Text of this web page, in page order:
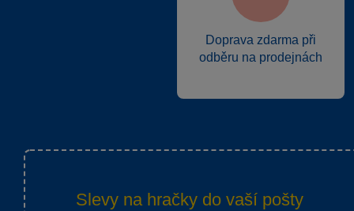
Doprava zdarma při
odběru na prodejnách
Slevy na hračky do vaší pošty